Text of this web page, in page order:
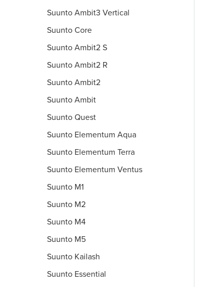
Suunto Ambit3 Vertical
Suunto Core
Suunto Ambit2 S
Suunto Ambit2 R
Suunto Ambit2
Suunto Ambit
Suunto Quest
Suunto Elementum Aqua
Suunto Elementum Terra
Suunto Elementum Ventus
Suunto M1
Suunto M2
Suunto M4
Suunto M5
Suunto Kailash
Suunto Essential